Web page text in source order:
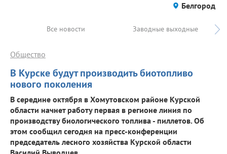
Белгород
Все новости Заводные выходные
В Курске будут производить биотопливо
нового поколения
Общество
В середине октября в Хомутовском районе Курской
области начнет работу первая в регионе линия по
производству биологического топлива - пиллетов. Об
этом сообщил сегодня на пресс-конференции
председатель лесного хозяйства Курской области